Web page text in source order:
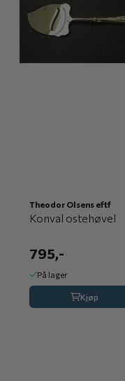
Theodor Olsens eftf
Konval ostehøvel
795,-
På lager
Kjøp